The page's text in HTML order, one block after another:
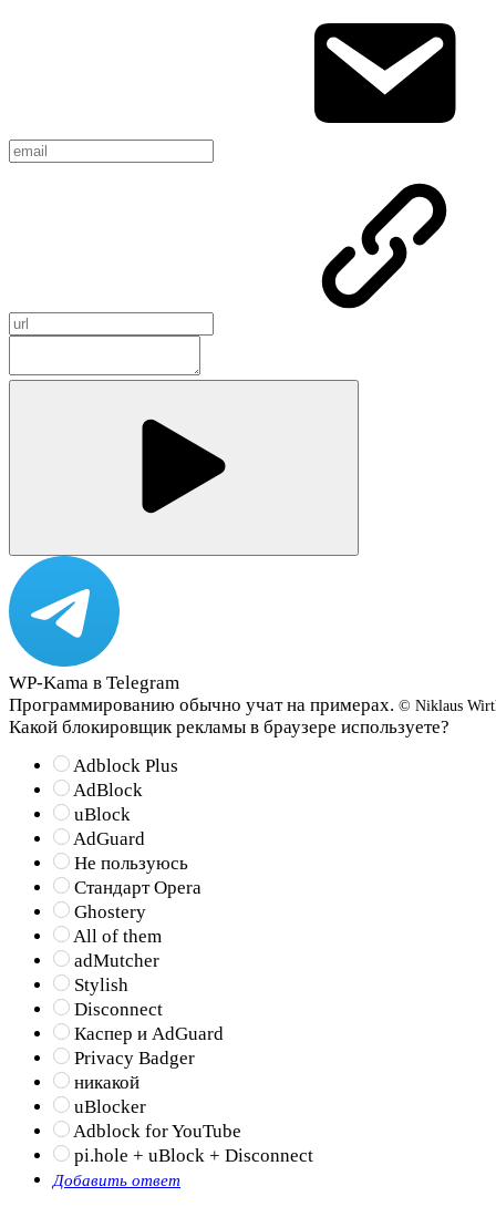
WP-Kama в Telegram
Программированию обычно учат на примерах. © Niklaus
Какой блокировщик рекламы в браузере используете?
Adblock Plus
AdBlock
uBlock
AdGuard
Не пользуюсь
Стандарт Opera
Ghostery
All of them
adMutcher
Stylish
Disconnect
Каспер и AdGuard
Privacy Badger
никакой
uBlocker
Adblock for YouTube
pi.hole + uBlock + Disconnect
Добавить ответ